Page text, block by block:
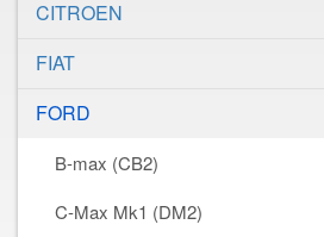
CITROEN
FIAT
FORD
B-max (CB2)
C-Max Mk1 (DM2)